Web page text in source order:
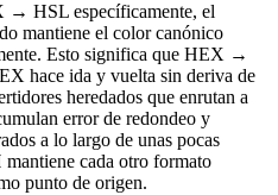
→ HSL específicamente, el
mantiene el color canónico
Esto significa que HEX →
ida y vuelta sin deriva de
heredados que enrutan a
error de redondeo y
a lo largo de unas pocas
cada otro formato
punto de origen.